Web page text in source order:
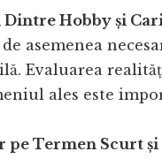
Hobby și
asemenea
Evaluarea
ales este
pe Termen Scurt